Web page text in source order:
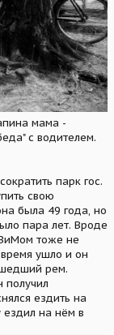
мама -
с водителем.
парк гос.
свою
была 49 года, но
пара лет. Вроде
тоже не
время ушло и он
рем.
получил
ездить на
ездил на нём в